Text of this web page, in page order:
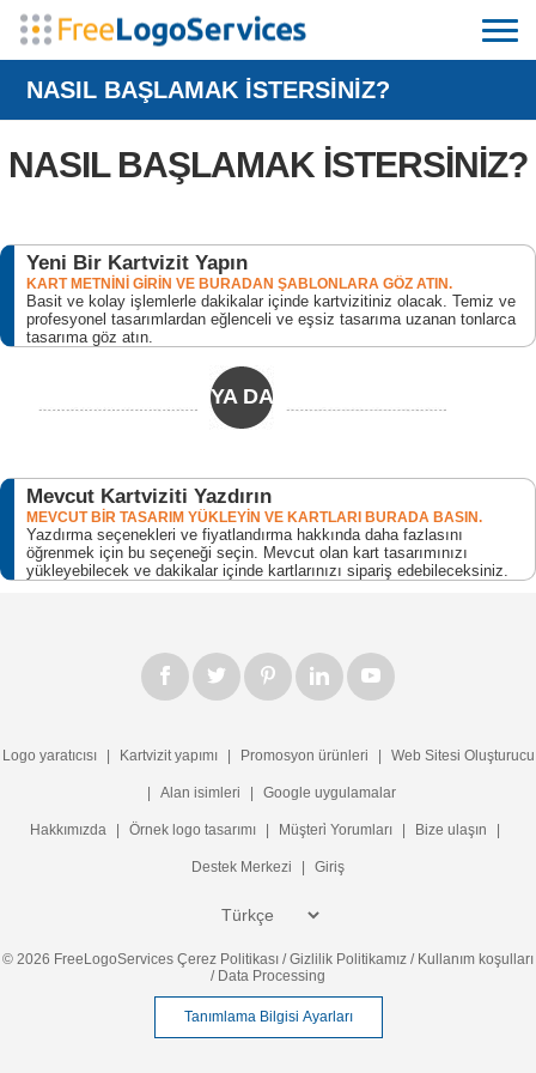
NASIL BAŞLAMAK İSTERSİNİZ?
NASIL BAŞLAMAK İSTERSİNİZ?
Yeni Bir Kartvizit Yapın
KART METNİNİ GİRİN VE BURADAN ŞABLONLARA GÖZ ATIN.
Basit ve kolay işlemlerle dakikalar içinde kartvizitiniz olacak. Temiz ve
profesyonel tasarımlardan eğlenceli ve eşsiz tasarıma uzanan tonlarca
tasarıma göz atın.
YA DA
Mevcut Kartviziti Yazdırın
MEVCUT BİR TASARIM YÜKLEYİN VE KARTLARI BURADA BASIN.
Yazdırma seçenekleri ve fiyatlandırma hakkında daha fazlasını
öğrenmek için bu seçeneği seçin. Mevcut olan kart tasarımınızı
yükleyebilecek ve dakikalar içinde kartlarınızı sipariş edebileceksiniz.
Logo yaratıcısı | Kartvizit yapımı | Promosyon ürünleri | Web Sitesi Oluşturucu
| Alan isimleri | Google uygulamalar
Hakkımızda | Örnek logo tasarımı | Müşteri̇ Yorumları | Bize ulaşın |
Destek Merkezi | Giriş
© 2026 FreeLogoServices Çerez Politikası /Gizlilik Politikamız / Kullanım koşulları
/ Data Processing
Tanımlama Bilgisi Ayarları